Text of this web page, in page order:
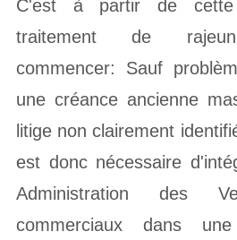
C'est à partir de
traitement de
commencer: Sauf
une créance ancienne
litige non clairement
est donc nécessaire
Administration des
commerciaux dans